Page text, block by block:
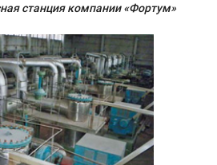
станция компании «Фортум»